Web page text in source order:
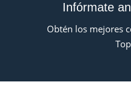
Infórmate
Obtén los mejores